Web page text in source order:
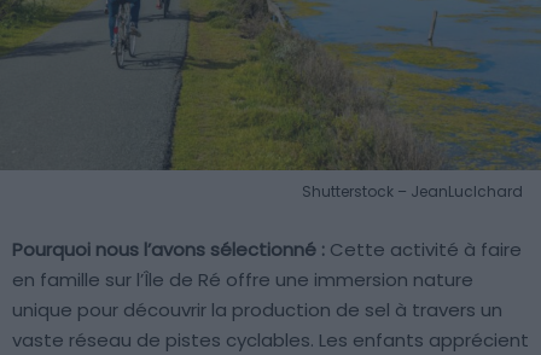
Shutterstock – JeanLucIchard
Pourquoi nous l’avons sélectionné : Cette activité à faire
en famille sur l’Île de Ré offre une immersion nature
unique pour découvrir la production de sel à travers un
vaste réseau de pistes cyclables. Les enfants apprécient